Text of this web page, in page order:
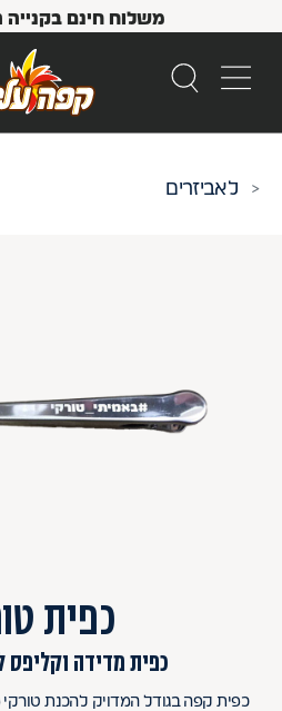
משלוח חינם
navigate search results.
אביזרים
כפית
כפית מדידה וקליפס
כפית קפה בגודל המדויק להכנת